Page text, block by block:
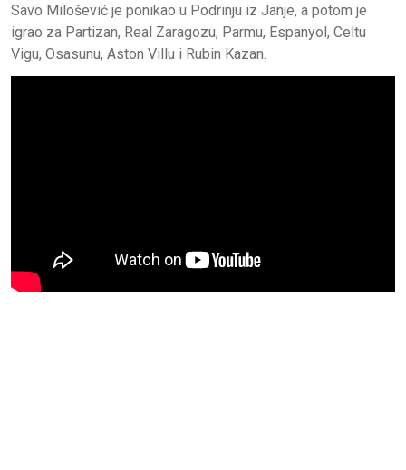
Savo Milošević je ponikao u Podrinju iz Janje, a potom je
igrao za Partizan, Real Zaragozu, Parmu, Espanyol, Celtu
Vigu, Osasunu, Aston Villu i Rubin Kazan.